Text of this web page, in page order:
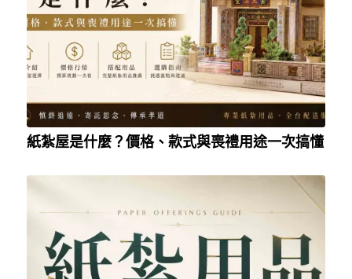
紙紮屋是什麼？價格、款式與喪禮用途一次搞懂